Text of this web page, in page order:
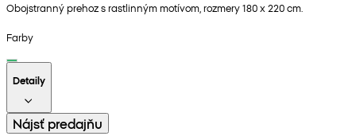
Obojstranný prehoz s rastlinným motívom, rozmery 180 x 220 cm.
Farby
Detaily
Nájsť predajňu